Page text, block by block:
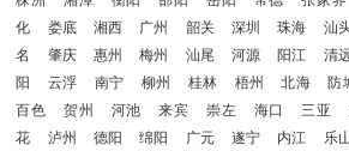
化
娄底 湘西 广州 韶关 深圳 珠海 汕
名
肇庆 惠州 梅州 汕尾 河源 阳江 清
阳
云浮 南宁 柳州 桂林 梧州 北海 防
百色
贺州 河池 来宾 崇左 海口 三亚
花
泸州 德阳 绵阳 广元 遂宁 内江 乐